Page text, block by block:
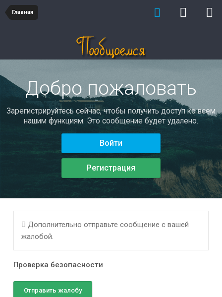
Главная
Добро пожаловать
Зарегистрируйтесь сейчас, чтобы получить доступ ко всем
нашим функциям. Это сообщение будет удалено.
Войти
Регистрация
Дополнительно отправьте сообщение с вашей
жалобой.
Проверка безопасности
Отправить жалобу